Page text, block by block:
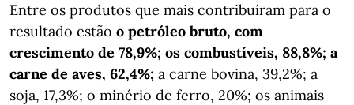
Entre os produtos que mais contribuíram para o
resultado estão o petróleo bruto, com
crescimento de 78,9%; os combustíveis, 88,8%; a
carne de aves, 62,4%; a carne bovina, 39,2%; a
soja, 17,3%; o minério de ferro, 20%; os animais